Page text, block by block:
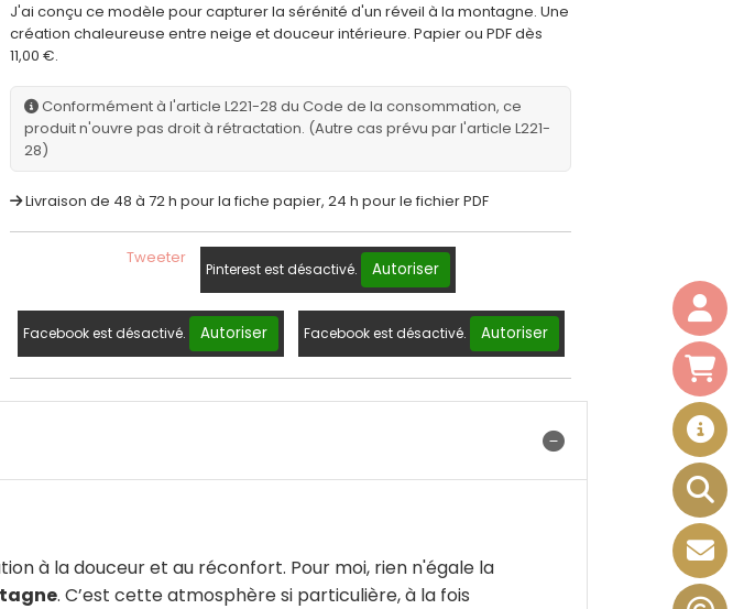
J'ai conçu ce modèle pour capturer la sérénité d'un réveil à la montagne. Une
création chaleureuse entre neige et douceur intérieure. Papier ou PDF dès
11,00 €.
Conformément à l'article L221-28 du Code de la consommation, ce
produit n'ouvre pas droit à rétractation. (Autre cas prévu par l'article L221-
28)
Livraison de 48 à 72 h pour la fiche papier, 24 h pour le fichier PDF
Tweeter
Pinterest est désactivé. Autoriser
Facebook est désactivé. Autoriser Facebook est désactivé. Autoriser
à la douceur et au réconfort. Pour moi, rien n'égale la
. C’est cette atmosphère si particulière, à la fois